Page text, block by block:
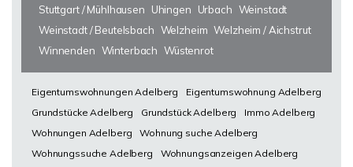
Stuttgart / Mühlhausen
Uhingen Urbach Weinstadt
Weinstadt / Beutelsbach Welzheim Welzheim / Aichstrut
Winnenden Winterbach Wüstenrot
Eigentumswohnungen Adelberg
Eigentumswohnung Adelberg
Grundstücke Adelberg
Grundstück Adelberg
Immo Adelberg
Wohnungen Adelberg
Wohnung suche Adelberg
Wohnungssuche Adelberg
Wohnungsanzeigen Adelberg